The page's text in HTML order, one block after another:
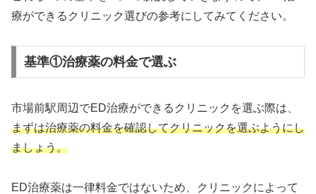
療ができるクリニック選びの参考にしてみてください。
基準①治療薬の料金で選ぶ
市場前駅周辺でED治療ができるクリニックを選ぶ際は、
まずは治療薬の料金を確認してクリニックを選ぶようにし
ましょう。
ED治療薬は一律料金ではないため、クリニックによって